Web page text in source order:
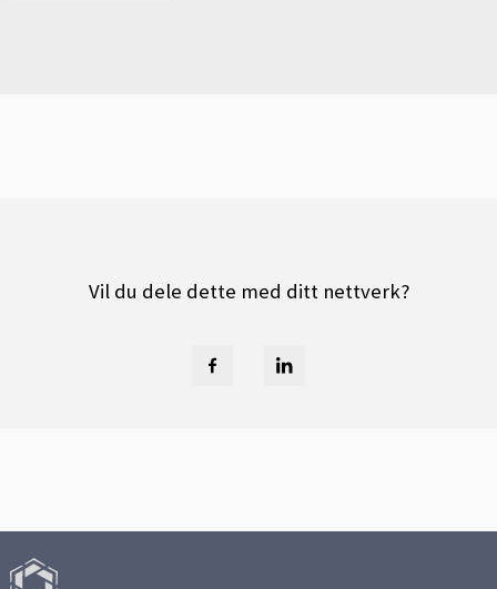
Vil du dele dette med ditt nettverk?